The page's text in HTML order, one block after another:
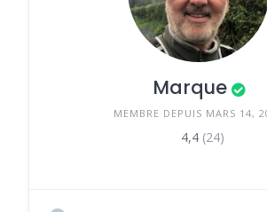
Marque
MEMBRE DEPUIS MARS 14,
4,4 (24)